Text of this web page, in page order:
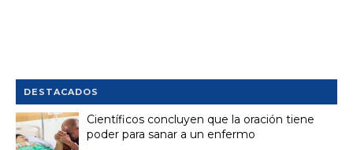
DESTACADOS
Científicos concluyen que la oración tiene
poder para sanar a un enfermo